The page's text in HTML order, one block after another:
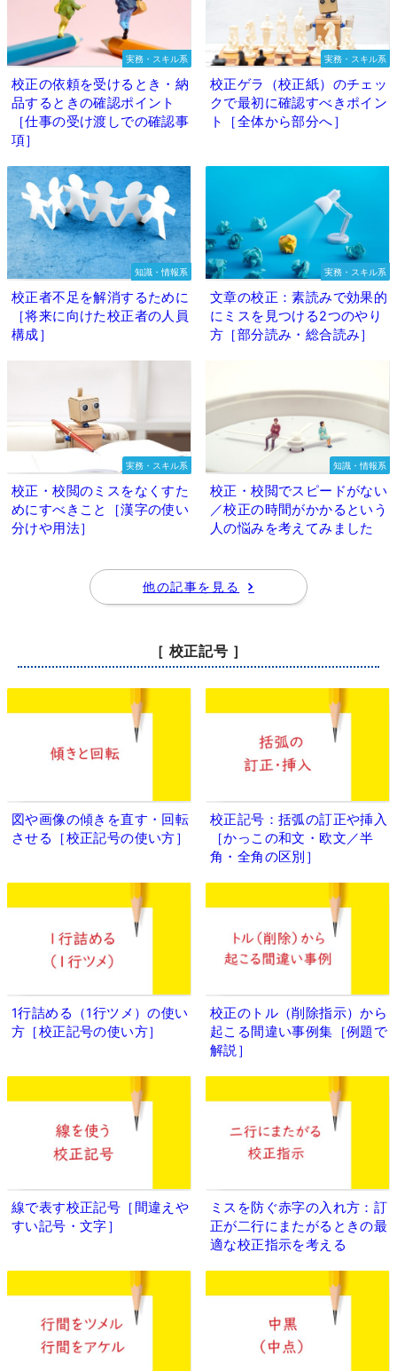
実務・スキル系
校正の依頼を受けるとき・納
品するときの確認ポイント
［仕事の受け渡しでの確認事
項］
実務・スキル系
校正ゲラ（校正紙）のチェッ
クで最初に確認すべきポイン
ト［全体から部分へ］
知識・情報系
校正者不足を解消するために
［将来に向けた校正者の人員
構成］
実務・スキル系
文章の校正：素読みで効果的
にミスを見つける2つのやり
方［部分読み・総合読み］
実務・スキル系
校正・校閲のミスをなくすた
めにすべきこと［漢字の使い
分けや用法］
知識・情報系
校正・校閲でスピードがない
／校正の時間がかかるという
人の悩みを考えてみました
他の記事を見る
［ 校正記号 ］
図や画像の傾きを直す・回転
させる［校正記号の使い方］
校正記号：括弧の訂正や挿入
［かっこの和文・欧文／半
角・全角の区別］
1行詰める（1行ツメ）の使い
方［校正記号の使い方］
校正のトル（削除指示）から
起こる間違い事例集［例題で
解説］
線で表す校正記号［間違えや
すい記号・文字］
ミスを防ぐ赤字の入れ方：訂
正が二行にまたがるときの最
適な校正指示を考える